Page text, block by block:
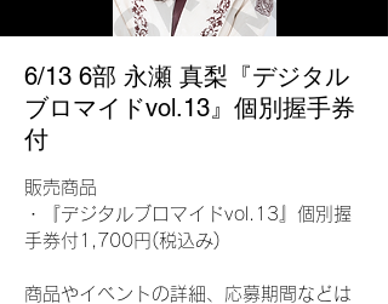
6/13 6部 永瀬 真梨『デジタル
ブロマイドvol.13』個別握手券
付
販売商品
・『デジタルブロマイドvol.13』個別握
手券付1,700円(税込み)
商品やイベントの詳細、応募期間などは